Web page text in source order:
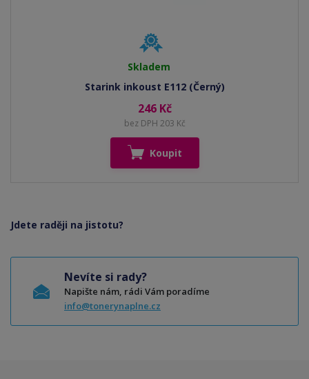
Skladem
Starink inkoust E112 (Černý)
246 Kč
bez DPH 203 Kč
Koupit
Jdete raději na jistotu?
Nevíte si rady?
Napište nám, rádi Vám poradíme
info@tonerynaplne.cz